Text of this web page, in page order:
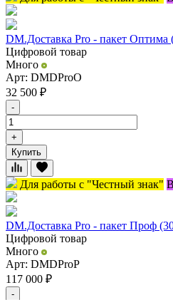
DM.Доставка Pro - пакет Оптима
Цифровой товар
Много
Арт: DMDProO
32 500 ₽
-
+
Купить
Для работы с "Честный знак"
DM.Доставка Pro - пакет Проф
Цифровой товар
Много
Арт: DMDProP
117 000 ₽
-